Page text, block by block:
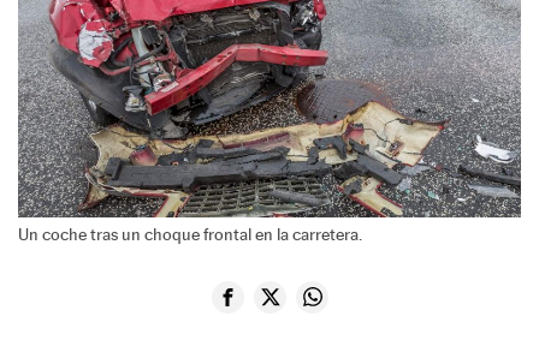
Un coche tras un choque frontal en la carretera.